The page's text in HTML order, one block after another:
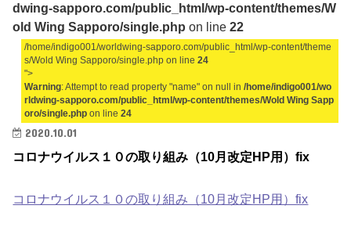
dwing-sapporo.com/public_html/wp-content/themes/W
old Wing Sapporo/single.php on line22
/home/indigo001/worldwing-sapporo.com/public_html/wp-content/theme
s/Wold Wing Sapporo/single.php on line24
">
Warning: Attempt to read property "name" on null in/home/indigo001/wo
rldwing-sapporo.com/public_html/wp-content/themes/Wold Wing Sapp
oro/single.php on line24
2020.10.01
コロナウイルス１０の取り組み（10月改定HP用）fix
コロナウイルス１０の取り組み（10月改定HP用）fix